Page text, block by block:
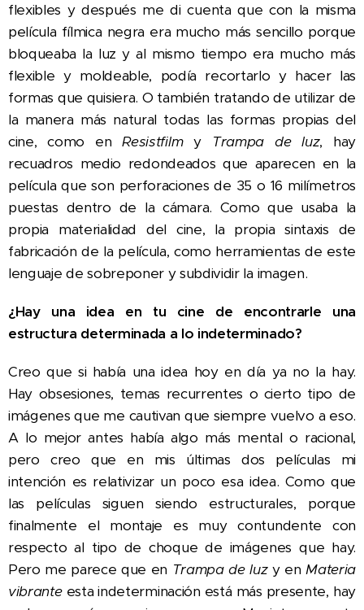
flexibles y después me di cuenta que con la misma
película fílmica negra era mucho más sencillo porque
bloqueaba la luz y al mismo tiempo era mucho más
flexible y moldeable, podía recortarlo y hacer las
formas que quisiera. O también tratando de utilizar de
la manera más natural todas las formas propias del
cine, como enResistfilmy Trampa de luz, hay
recuadros medio redondeados que aparecen en la
película que son perforaciones de 35 o 16 milímetros
puestas dentro de la cámara. Como que usaba la
propia materialidad del cine, la propia sintaxis de
fabricación de la película, como herramientas de este
lenguaje de sobreponer y subdividir la imagen.
¿Hay una idea en tu cine de encontrarle una
estructura determinada a lo indeterminado?
Creo que si había una idea hoy en día ya no la hay.
Hay obsesiones, temas recurrentes o cierto tipo de
imágenes que me cautivan que siempre vuelvo a eso.
A lo mejor antes había algo más mental o racional,
pero creo que en mis últimas dos películas mi
intención es relativizar un poco esa idea. Como que
las películas siguen siendo estructurales, porque
finalmente el montaje es muy contundente con
respecto al tipo de choque de imágenes que hay.
Pero me parece que en Trampa de luzy enMateria
vibranteesta indeterminación está más presente, hay